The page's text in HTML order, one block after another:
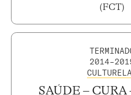
(FCT)
SAÚDE – CURA